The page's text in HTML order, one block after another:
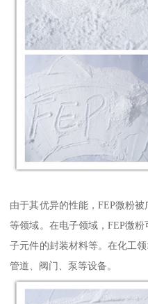
由于其优异的性能，FEP微粉
等领域。在电子领域，FEP微
子元件的封装材料等。在化工
管道、阀门、泵等设备。